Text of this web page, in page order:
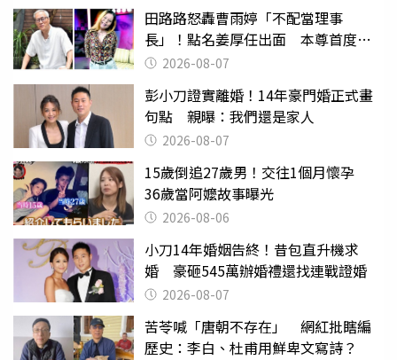
田路路怒轟曹雨婷「不配當理事
長」！點名姜厚任出面 本尊首度回
應了2026-08-07
彭小刀證實離婚！14年豪門婚正式畫
句點 親曝：我們還是家人
2026-08-07
15歲倒追27歲男！交往1個月懷孕
36歲當阿嬤故事曝光
2026-08-06
小刀14年婚姻告終！昔包直升機求
婚 豪砸545萬辦婚禮還找連戰證婚
2026-08-07
苦苓喊「唐朝不存在」 網紅批瞎編
歷史：李白、杜甫用鮮卑文寫詩？